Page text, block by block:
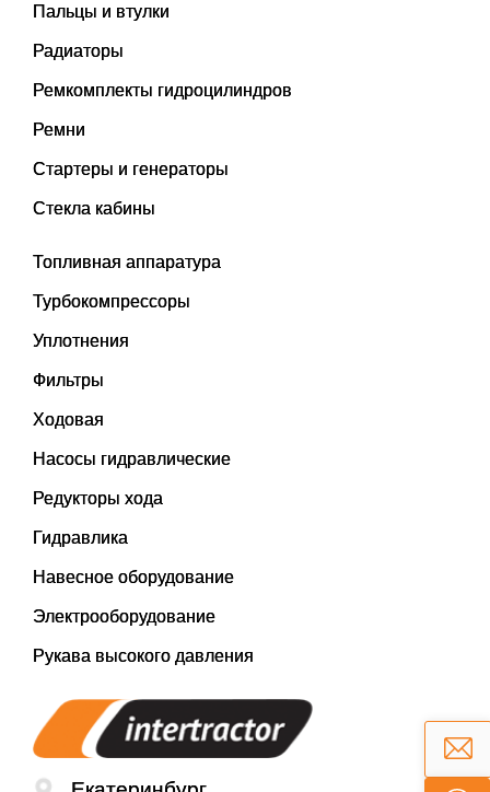
Пальцы и втулки
Радиаторы
Ремкомплекты гидроцилиндров
Ремни
Стартеры и генераторы
Стекла кабины
Топливная аппаратура
Турбокомпрессоры
Уплотнения
Фильтры
Ходовая
Насосы гидравлические
Редукторы хода
Гидравлика
Навесное оборудование
Электрооборудование
Рукава высокого давления